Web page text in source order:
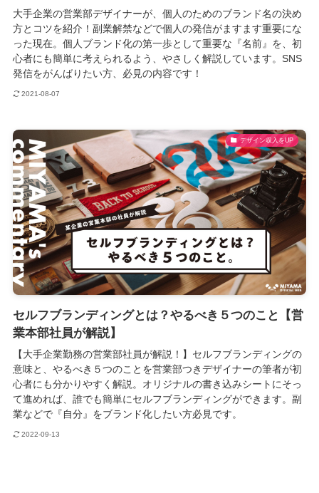
大手企業の営業部デザイナーが、個人のためのブランド名の決め
方とコツを紹介！副業解禁などで個人の発信がますます重要にな
った現在。個人ブランド化の第一歩として重要な『名前』を、初
心者にも簡単に考えられるよう、やさしく解説しています。SNS
発信をがんばりたい方、必見の内容です！
2021-08-07
デザイン収入をUP
セルフブランディングとは？やるべき５つのこと【営
業本部社員が解説】
【大手企業勤務の営業部社員が解説！】セルフブランディングの
意味と、やるべき５つのことを営業部つきデザイナーの筆者が初
心者にも分かりやすく解説。オリジナルの書き込みシートにそっ
て進めれば、誰でも簡単にセルフブランディングができます。副
業などで『自分』をブランド化したい方必見です。
2022-09-13